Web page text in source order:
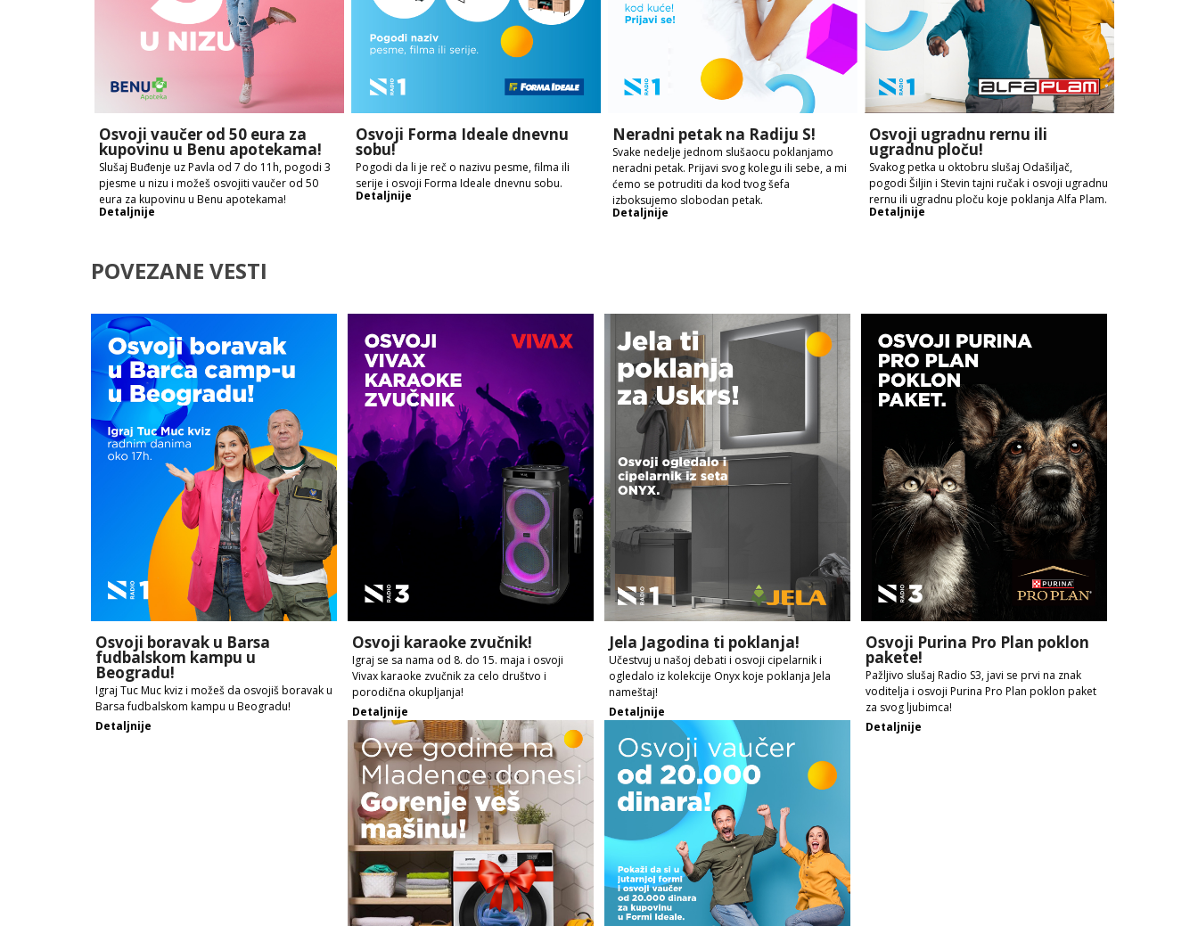
Osvoji vaučer od 50 eura za
kupovinu u Benu apotekama!
Slušaj Buđenje uz Pavla od 7 do 11h, pogodi 3
pjesme u nizu i možeš osvojiti vaučer od 50
eura za kupovinu u Benu apotekama!
Detaljnije
Osvoji Forma Ideale dnevnu
sobu!
Pogodi da li je reč o nazivu pesme, filma ili
serije i osvoji Forma Ideale dnevnu sobu.
Detaljnije
Neradni petak na Radiju S!
Svake nedelje jednom slušaocu poklanjamo
neradni petak. Prijavi svog kolegu ili sebe, a mi
ćemo se potruditi da kod tvog šefa
izboksujemo slobodan petak.
Detaljnije
Osvoji ugradnu rernu ili
ugradnu ploču!
Svakog petka u oktobru slušaj Odašiljač,
pogodi Šiljin i Stevin tajni ručak i osvoji ugradnu
rernu ili ugradnu ploču koje poklanja Alfa Plam.
Detaljnije
POVEZANE VESTI
Osvoji boravak u Barsa
fudbalskom kampu u
Beogradu!
Igraj Tuc Muc kviz i možeš da osvojiš boravak u
Barsa fudbalskom kampu u Beogradu!
Detaljnije
Osvoji karaoke zvučnik!
Igraj se sa nama od 8. do 15. maja i osvoji
Vivax karaoke zvučnik za celo društvo i
porodična okupljanja!
Detaljnije
Jela Jagodina ti poklanja!
Učestvuj u našoj debati i osvoji cipelarnik i
ogledalo iz kolekcije Onyx koje poklanja Jela
nameštaj!
Detaljnije
Osvoji Purina Pro Plan poklon
pakete!
Pažljivo slušaj Radio S3, javi se prvi na znak
voditelja i osvoji Purina Pro Plan poklon paket
za svog ljubimca!
Detaljnije